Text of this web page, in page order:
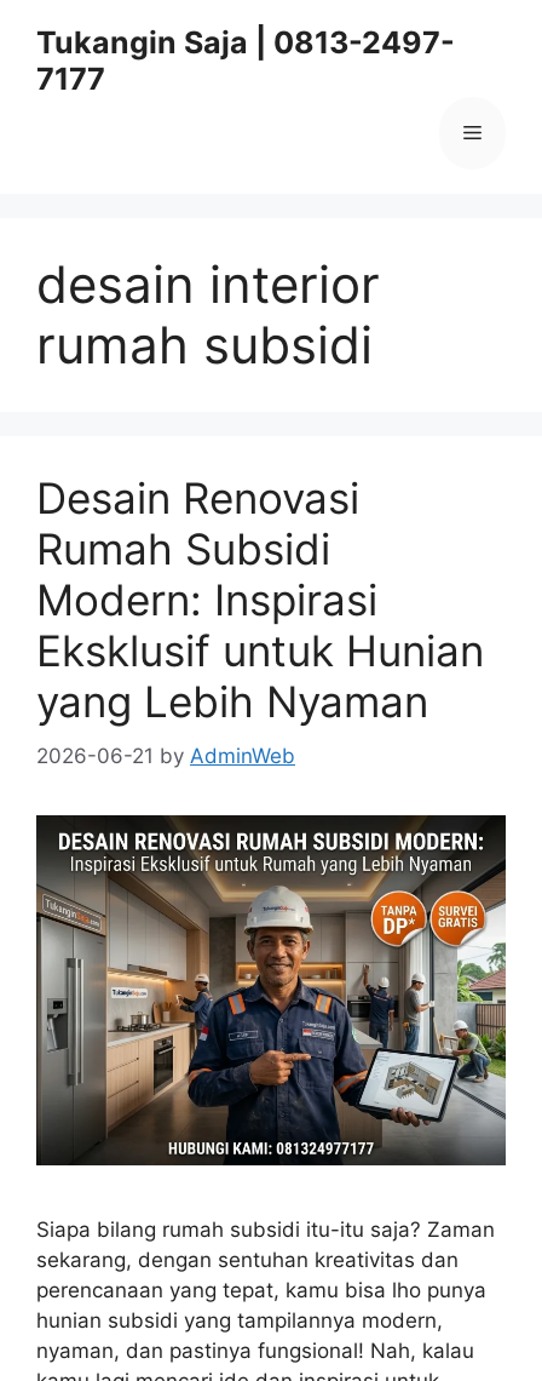
content
Tukangin Saja | 0813-2497-
7177
Menu
desain interior
rumah subsidi
Desain Renovasi
Rumah Subsidi
Modern: Inspirasi
Eksklusif untuk Hunian
yang Lebih Nyaman
2026-06-21 by AdminWeb
Siapa bilang rumah subsidi itu-itu saja? Zaman
sekarang, dengan sentuhan kreativitas dan
perencanaan yang tepat, kamu bisa lho punya
hunian subsidi yang tampilannya modern,
nyaman, dan pastinya fungsional! Nah, kalau